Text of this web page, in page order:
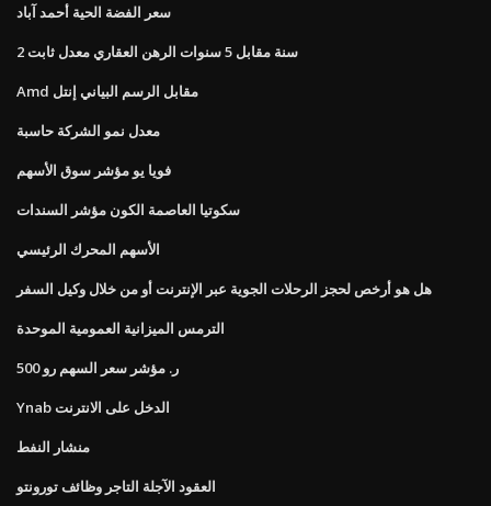
سعر الفضة الحية أحمد آباد
2 سنة مقابل 5 سنوات الرهن العقاري معدل ثابت
Amd مقابل الرسم البياني إنتل
معدل نمو الشركة حاسبة
فويا يو مؤشر سوق الأسهم
سكوتيا العاصمة الكون مؤشر السندات
الأسهم المحرك الرئيسي
هل هو أرخص لحجز الرحلات الجوية عبر الإنترنت أو من خلال وكيل السفر
الترمس الميزانية العمومية الموحدة
ر. مؤشر سعر السهم رو 500
Ynab الدخل على الانترنت
منشار النفط
العقود الآجلة التاجر وظائف تورونتو